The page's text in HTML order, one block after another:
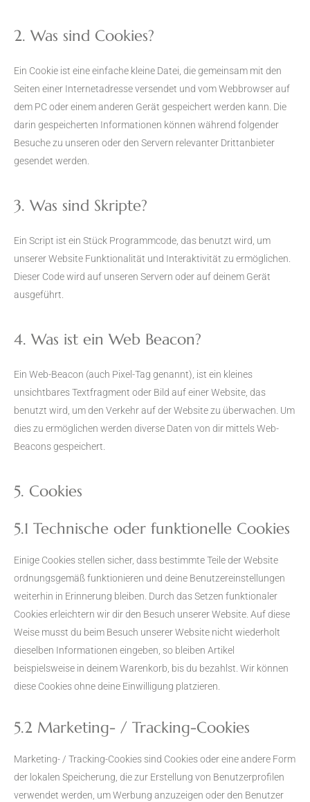
2. Was sind Cookies?
Ein Cookie ist eine einfache kleine Datei, die gemeinsam mit den
Seiten einer Internetadresse versendet und vom Webbrowser auf
dem PC oder einem anderen Gerät gespeichert werden kann. Die
darin gespeicherten Informationen können während folgender
Besuche zu unseren oder den Servern relevanter Drittanbieter
gesendet werden.
3. Was sind Skripte?
Ein Script ist ein Stück Programmcode, das benutzt wird, um
unserer Website Funktionalität und Interaktivität zu ermöglichen.
Dieser Code wird auf unseren Servern oder auf deinem Gerät
ausgeführt.
4. Was ist ein Web Beacon?
Ein Web-Beacon (auch Pixel-Tag genannt), ist ein kleines
unsichtbares Textfragment oder Bild auf einer Website, das
benutzt wird, um den Verkehr auf der Website zu überwachen. Um
dies zu ermöglichen werden diverse Daten von dir mittels Web-
Beacons gespeichert.
5. Cookies
5.1 Technische oder funktionelle Cookies
Einige Cookies stellen sicher, dass bestimmte Teile der Website
ordnungsgemäß funktionieren und deine Benutzereinstellungen
weiterhin in Erinnerung bleiben. Durch das Setzen funktionaler
Cookies erleichtern wir dir den Besuch unserer Website. Auf diese
Weise musst du beim Besuch unserer Website nicht wiederholt
dieselben Informationen eingeben, so bleiben Artikel
beispielsweise in deinem Warenkorb, bis du bezahlst. Wir können
diese Cookies ohne deine Einwilligung platzieren.
5.2 Marketing- / Tracking-Cookies
Marketing- / Tracking-Cookies sind Cookies oder eine andere Form
der lokalen Speicherung, die zur Erstellung von Benutzerprofilen
verwendet werden, um Werbung anzuzeigen oder den Benutzer